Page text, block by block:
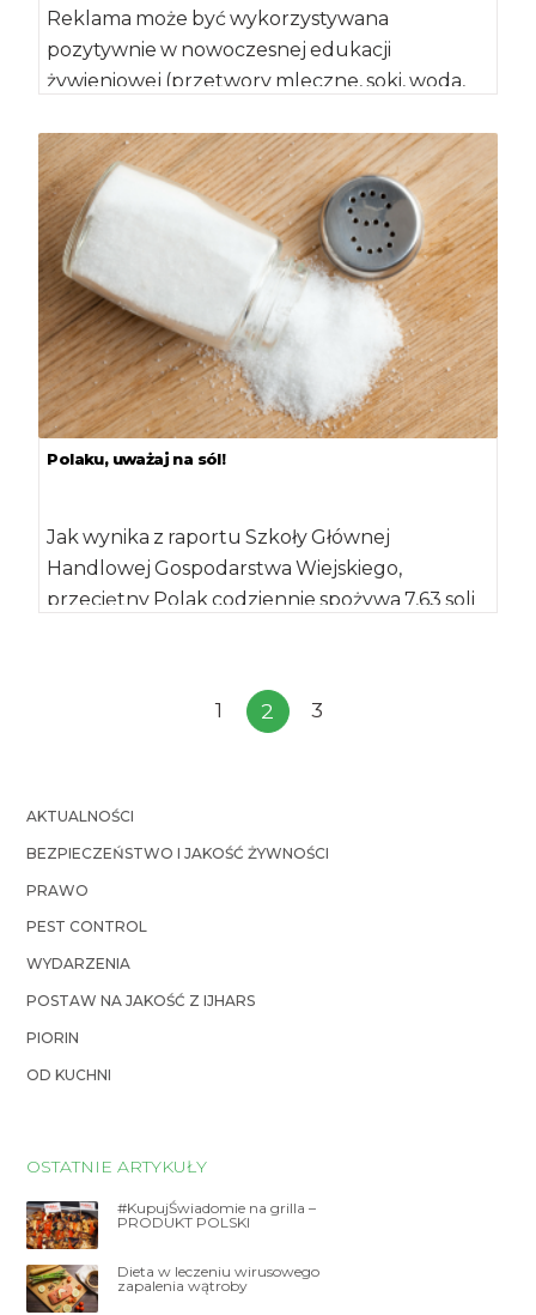
Reklama może być wykorzystywana
pozytywnie w nowoczesnej edukacji
żywieniowej (przetwory mleczne, soki, woda,
kalorycznej, ryby, […]
Polaku, uważaj na sól!
Jak wynika z raportu Szkoły Głównej
Handlowej Gospodarstwa Wiejskiego,
przeciętny Polak codziennie spożywa 7,63 soli
1 2 3
AKTUALNOŚCI
BEZPIECZEŃSTWO I JAKOŚĆ ŻYWNOŚCI
PRAWO
PEST CONTROL
WYDARZENIA
POSTAW NA JAKOŚĆ Z IJHARS
PIORIN
OD KUCHNI
OSTATNIE ARTYKUŁY
#KupujŚwiadomie na grilla –
PRODUKT POLSKI
Dieta w leczeniu wirusowego
zapalenia wątroby